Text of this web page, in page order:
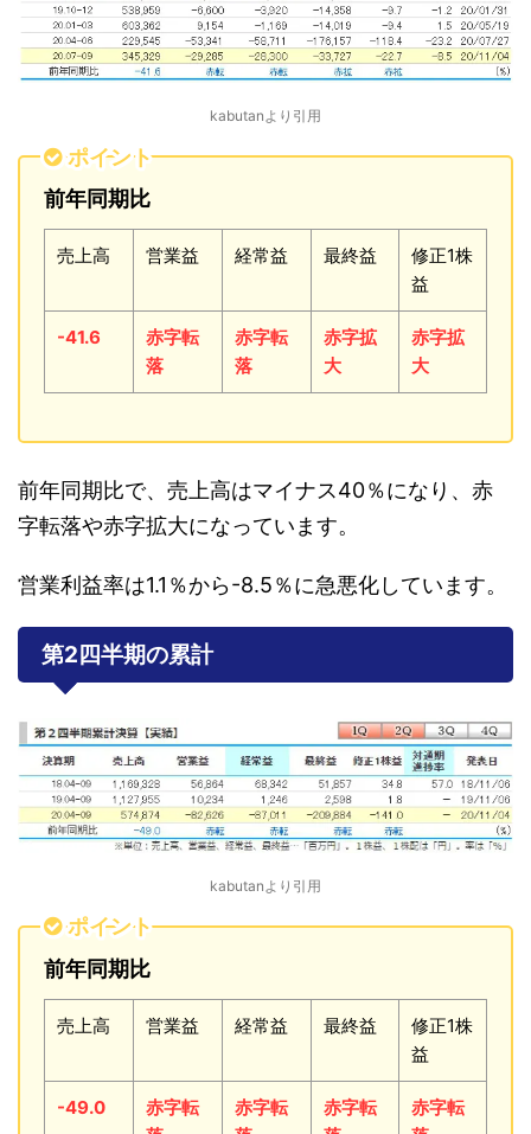
kabutanより引用
ポイント
前年同期比
売上高 営業益 経常益 最終益
修正1株
益
-41.6
赤字転
落
赤字転
落
赤字拡
大
赤字拡
大
前年同期比で、売上高はマイナス40％になり、赤
字転落や赤字拡大になっています。
営業利益率は1.1％から-8.5％に急悪化しています。
第2四半期の累計
kabutanより引用
ポイント
前年同期比
売上高 営業益 経常益 最終益
修正1株
益
-49.0
赤字転
赤字転
赤字転
赤字転